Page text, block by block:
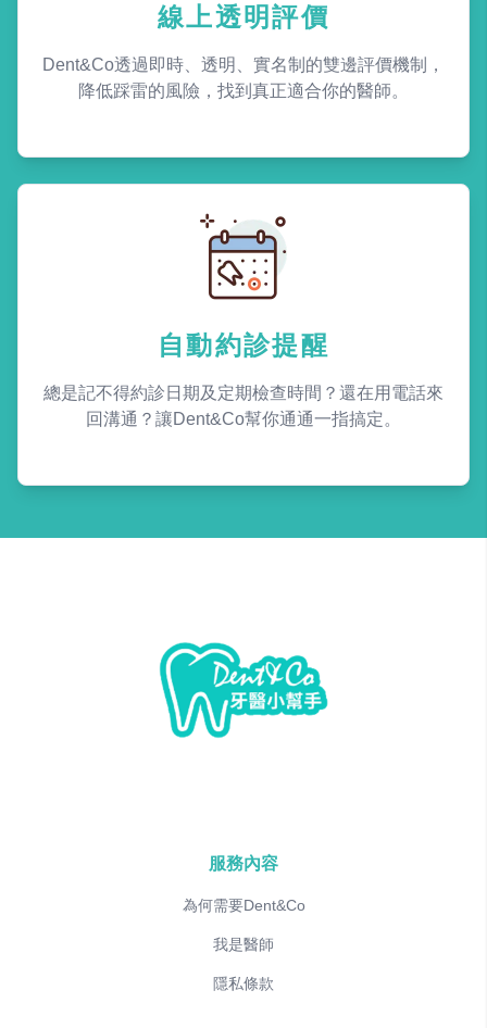
線上透明評價
Dent&Co透過即時、透明、實名制的雙邊評價機制，
降低踩雷的風險，找到真正適合你的醫師。
自動約診提醒
總是記不得約診日期及定期檢查時間？還在用電話來
回溝通？讓Dent&Co幫你通通一指搞定。
服務內容
為何需要Dent&Co
我是醫師
隱私條款